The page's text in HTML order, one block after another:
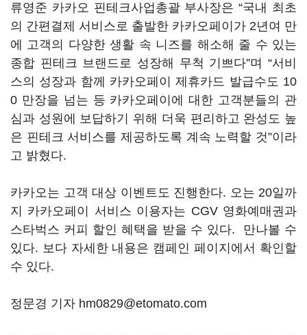
류영준 카카오 핀테크사업총괄 부사장은 “국내 최초
의 간편결제 서비스로 출발한 카카오페이가 2년여 만
에 고객의 다양한 생활 속 니즈를 해소해 줄 수 있는
종합 핀테크 브랜드로 성장해 무척 기쁘다”며 “서비
스의 성장과 함께 카카오페이 제휴카드 발급수도 10
0 만장을 넘는 등 카카오페이에 대한 고객분들의 관
심과 성원에 보답하기 위해 더욱 편리하고 완성도 높
은 핀테크 서비스를 제공하도록 계속 노력할 것”이라
고 밝혔다.
카카오는 고객 대상 이벤트도 진행한다. 오는 20일까
지 카카오페이 서비스 이용자는 CGV 영화예매권과
스타벅스 커피 할인 혜택을 받을 수 있다. 만나볼 수
있다. 보다 자세한 내용은 캠페인 페이지에서 확인할
수 있다.
정문경 기자 hm0829@etomato.com